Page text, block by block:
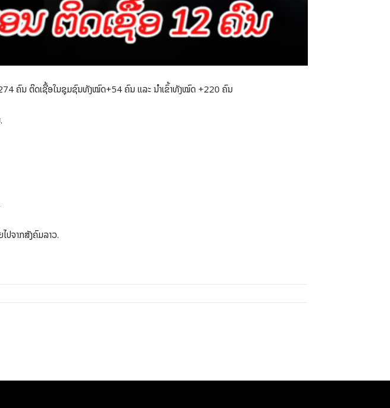
ຄົນ ຕິດເຊື້ອໃນຊຸມຊົນທັງໝົດ+54 ຄົນ ແລະ ນໍາເຂົ້າທັງໝົດ +220 ຄົນ
.
ປຈາກສັງຄົມລາວ.